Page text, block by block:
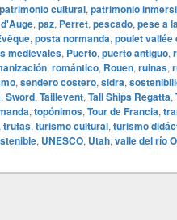
patrimonio cultural, patrimonio
, paz, Perret, pescado, pese a
, posta normanda, poulet vallée
medievales, Puerto, puerto antiguo,
, romántico, Rouen, ruinas,
, sendero costero, sidra,
, Sword, Taillevent, Tall Ships Regatta,
, topónimos, Tour de Francia,
trufas, turismo cultural, turismo
, UNESCO, Utah, valle del río